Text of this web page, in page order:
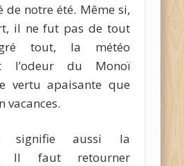
de notre été. Même si,
il ne fut pas de tout
tout, la météo
l’odeur du Monoï
vertu apaisante que
vacances.
signifie aussi la
Il faut retourner